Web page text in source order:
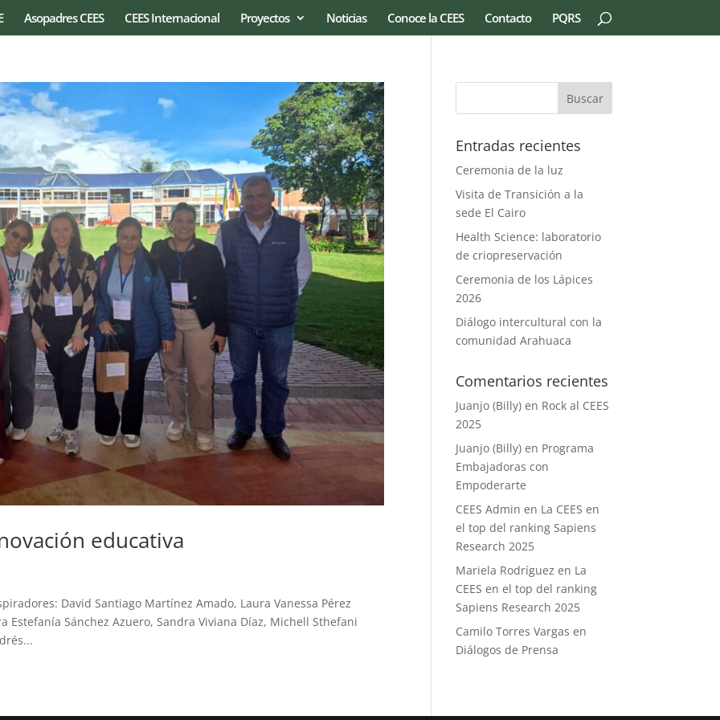
Asopadres CEES CEES Internacional Proyectos Noticias Conoce la CEES Contacto PQRS
educativa
David Santiago Martínez Amado, Laura Vanessa Pérez
Estefanía Sánchez Azuero, Sandra Viviana Díaz, Michell Sthefani
Entradas recientes
Ceremonia de la luz
Visita de Transición a la
sede El Cairo
Health Science: laboratorio
de criopreservación
Ceremonia de los Lápices
2026
Diálogo intercultural con la
comunidad Arahuaca
Comentarios recientes
Juanjo (Billy) en Rock al CEES
2025
Juanjo (Billy) en Programa
Embajadoras con
Empoderarte
CEES Admin en La CEES en
el top del ranking Sapiens
Research 2025
Mariela Rodríguez en La
CEES en el top del ranking
Sapiens Research 2025
Camilo Torres Vargas en
Diálogos de Prensa